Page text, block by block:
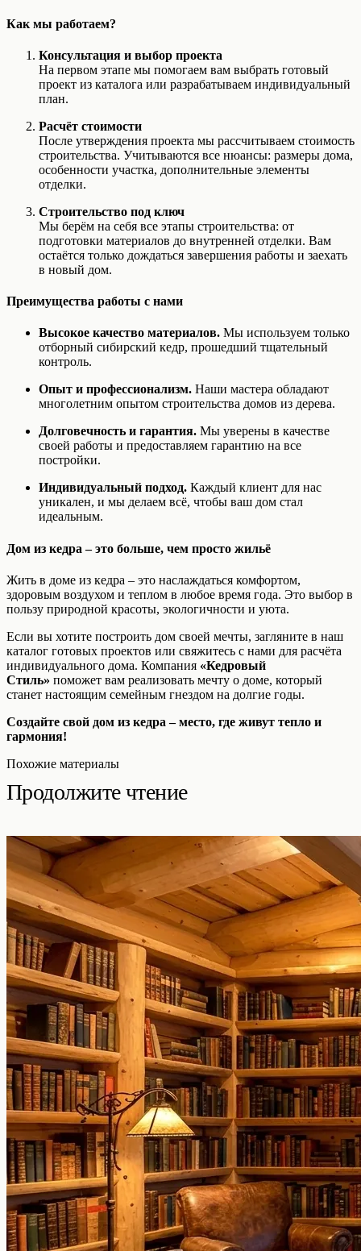
Как мы работаем?
Консультация и выбор проекта
На первом этапе мы помогаем вам выбрать готовый
проект из каталога или разрабатываем индивидуальный
план.
Расчёт стоимости
После утверждения проекта мы рассчитываем стоимость
строительства. Учитываются все нюансы: размеры дома,
особенности участка, дополнительные элементы
отделки.
Строительство под ключ
Мы берём на себя все этапы строительства: от
подготовки материалов до внутренней отделки. Вам
остаётся только дождаться завершения работы и заехать
в новый дом.
Преимущества работы с нами
Высокое качество материалов. Мы используем только
отборный сибирский кедр, прошедший тщательный
контроль.
Опыт и профессионализм. Наши мастера обладают
многолетним опытом строительства домов из дерева.
Долговечность и гарантия. Мы уверены в качестве
своей работы и предоставляем гарантию на все
постройки.
Индивидуальный подход. Каждый клиент для нас
уникален, и мы делаем всё, чтобы ваш дом стал
идеальным.
Дом из кедра – это больше, чем просто жильё
Жить в доме из кедра – это наслаждаться комфортом,
здоровым воздухом и теплом в любое время года. Это выбор в
пользу природной красоты, экологичности и уюта.
Если вы хотите построить дом своей мечты, загляните в наш
каталог готовых проектов или свяжитесь с нами для расчёта
индивидуального дома. Компания «Кедровый
Стиль» поможет вам реализовать мечту о доме, который
станет настоящим семейным гнездом на долгие годы.
Создайте свой дом из кедра – место, где живут тепло и
гармония!
Похожие материалы
Продолжите чтение